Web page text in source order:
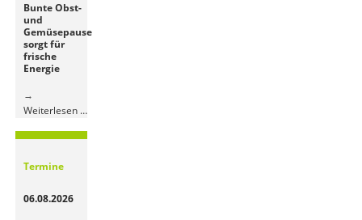
Bunte Obst-
und
Gemüsepause
sorgt für
frische
Energie
Weiterlesen …Bunte
und
Termine
06.08.2026